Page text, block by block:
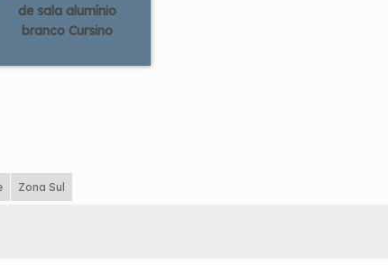
de sala alumínio
branco Cursino
Zona Sul